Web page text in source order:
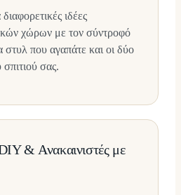
ιδέες
χώρων με τον σύντροφό
στυλ που αγαπάτε και οι δύο
σας.
& Ανακαινιστές με